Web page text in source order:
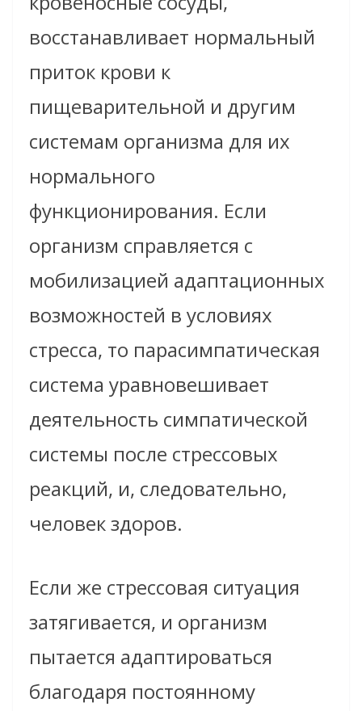
восстанавливает нормальный
приток крови к
пищеварительной и другим
системам организма для их
нормального
функционирования. Если
организм справляется с
мобилизацией адаптационных
возможностей в условиях
стресса, то парасимпатическая
система уравновешивает
деятельность симпатической
системы после стрессовых
реакций, и, следовательно,
человек здоров.
Если же стрессовая ситуация
затягивается, и организм
пытается адаптироваться
благодаря постоянному